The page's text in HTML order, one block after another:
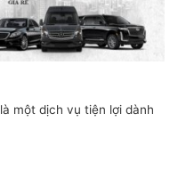
một dịch vụ tiện lợi dành